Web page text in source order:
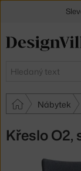
Hledat
Nábytek
Křeslo